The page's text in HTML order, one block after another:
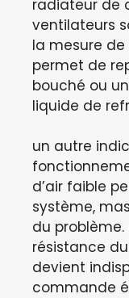
radiateur de
ventilateurs
la mesure
permet de
bouché ou
liquide de
un autre
d’air faible
système,
du
résistance
devient
commande